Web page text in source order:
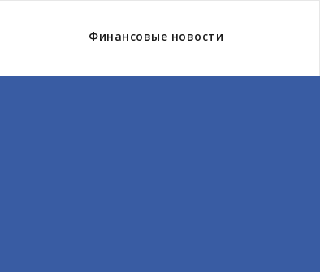
Финансовые новости